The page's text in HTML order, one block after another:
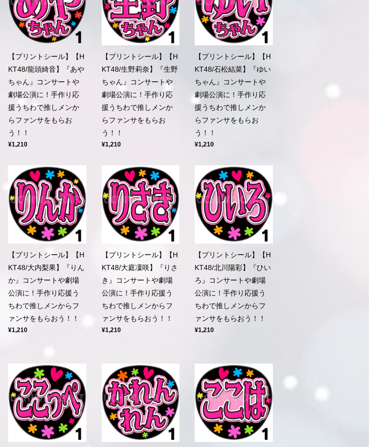
【プリントシール】【H
KT48/龍頭綺音】『あや
ちゃん』コンサートや
劇場公演に！手作り応
援うちわで推しメンか
らファンサをもらお
う！！
¥1,210
【プリントシール】【H
KT48/生野莉奈】『生野
ちゃん』コンサートや
劇場公演に！手作り応
援うちわで推しメンか
らファンサをもらお
う！！
¥1,210
【プリントシール】【H
KT48/石松結菜】『ゆい
ちゃん』コンサートや
劇場公演に！手作り応
援うちわで推しメンか
らファンサをもらお
う！！
¥1,210
【プリントシール】【H
KT48/大内梨果】『りん
か』コンサートや劇場
公演に！手作り応援う
ちわで推しメンからフ
ァンサをもらおう！！
¥1,210
【プリントシール】【H
KT48/大庭凜咲】『りさ
き』コンサートや劇場
公演に！手作り応援う
ちわで推しメンからフ
ァンサをもらおう！！
¥1,210
【プリントシール】【H
KT48/北川陽彩】『ひい
ろ』コンサートや劇場
公演に！手作り応援う
ちわで推しメンからフ
ァンサをもらおう！！
¥1,210